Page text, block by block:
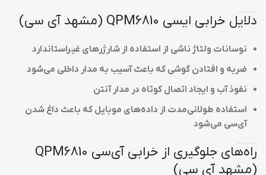
دلایل خرابی ایسی QPM6810 (مشهد آی سی)
نوسانات ولتاژ ناشی از استفاده از شارژرهای غیراستاندارد
ضربه و افتادن گوشی که باعث آسیب به مدار داخلی می‌شود
نفوذ آب و ایجاد اتصال کوتاه در مدار آنتن
استفاده طولانی‌مدت از داده‌های موبایل که باعث داغ شدن
آی‌سی می‌شود
راه‌های جلوگیری از خرابی آی‌سی QPM6810
(مشهد آی سی)